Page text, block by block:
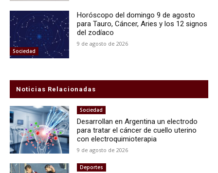
Sociedad
Horóscopo del domingo 9 de agosto
para Tauro, Cáncer, Aries y los 12 signos
del zodíaco
9 de agosto de 2026
Noticias Relacionadas
Sociedad
Desarrollan en Argentina un electrodo
para tratar el cáncer de cuello uterino
con electroquimioterapia
9 de agosto de 2026
Deportes